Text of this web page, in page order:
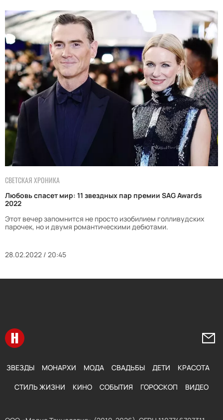
СВЕТСКАЯ ХРОНИКА
Любовь спасет мир: 11 звездных пар премии SAG Awards
2022
Этот вечер запомнится не просто изобилием голливудских
парочек, но и двумя романтическими дебютами.
28.02.2022 / 20:45
Перейти на главную
ЗВЕЗДЫ МОНАРХИ МОДА СВАДЬБЫ ДЕТИ КРАСОТА
СТИЛЬ ЖИЗНИ КИНО СОБЫТИЯ ГОРОСКОП ВИДЕО